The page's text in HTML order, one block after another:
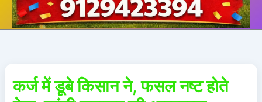
कर्ज में डूबे किसान ने, फसल नष्ट होते